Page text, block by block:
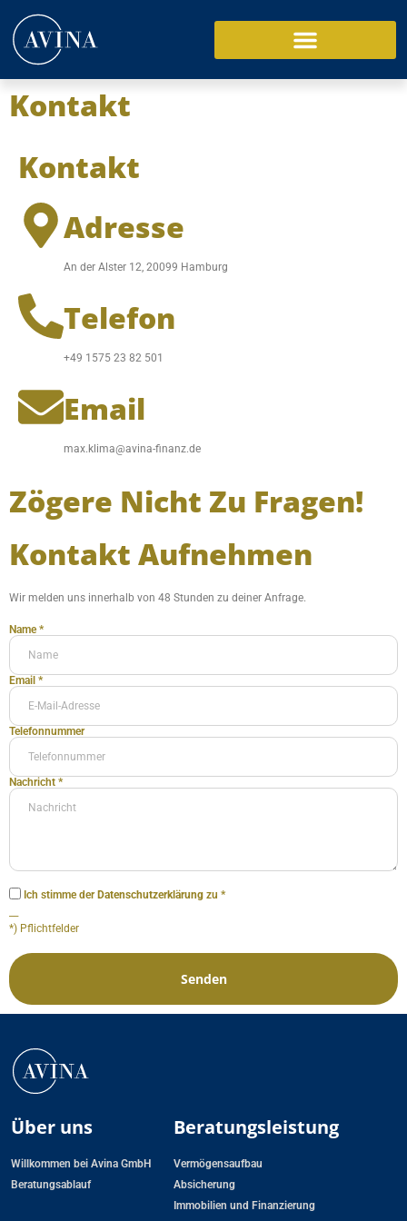
Kontakt
Kontakt
Adresse
An der Alster 12, 20099 Hamburg
Telefon
+49 1575 23 82 501
Email
max.klima@avina-finanz.de
Zögere Nicht Zu Fragen!
Kontakt Aufnehmen
Wir melden uns innerhalb von 48 Stunden zu deiner Anfrage.
Name *
Email *
Telefonnummer
Nachricht *
Ich stimme derDatenschutzerklärung zu *
*) Pflichtfelder
Senden
Über uns
Willkommen bei Avina GmbH
Beratungsablauf
Beratungsleistung
Vermögensaufbau
Absicherung
Immobilien und Finanzierung